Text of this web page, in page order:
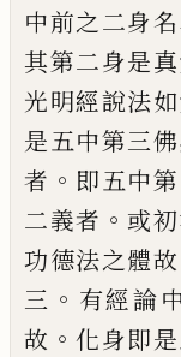
中前之二身
其第二身是
光明經說法
是五中第三
者 。 即五中
二義者 。 或
功德法之體故
三 。 有經論
故 。化身即